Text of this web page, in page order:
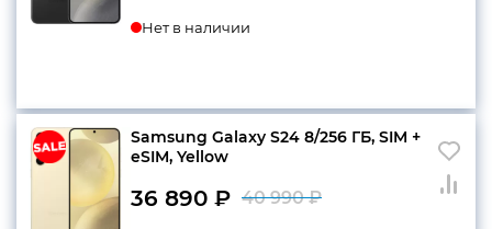
990 ₽.
Нет в наличии
Samsung Galaxy S24 8/256 ГБ, SIM +
eSIM, Yellow
40 990₽
36 890 ₽
Согласен c политикой